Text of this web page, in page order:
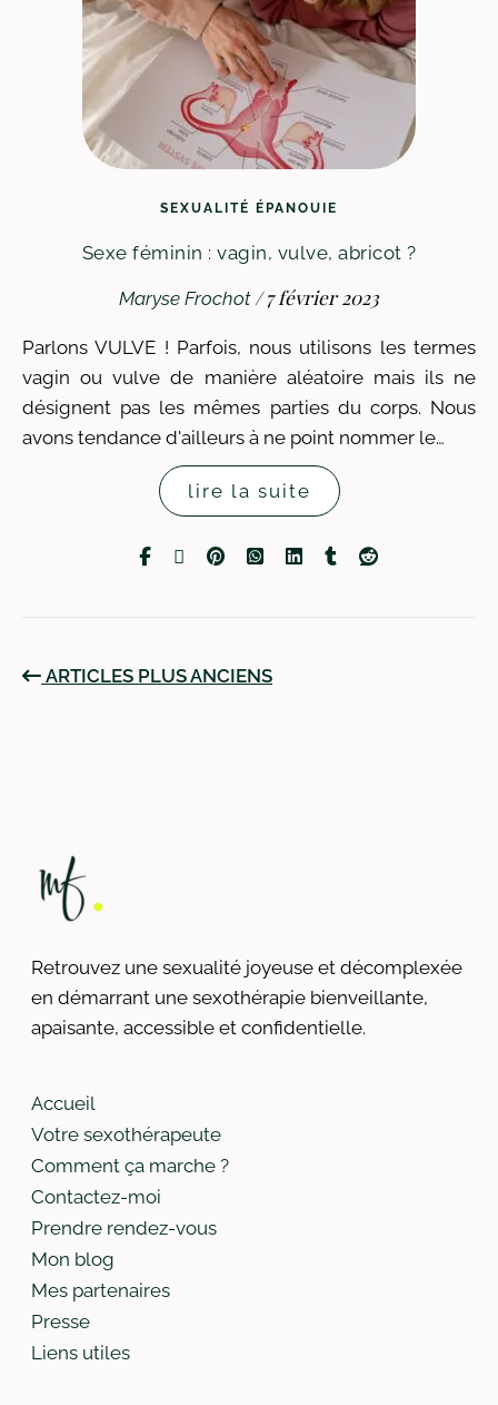
SEXUALITÉ ÉPANOUIE
Sexe féminin : vagin, vulve, abricot ?
Maryse Frochot / 7 février 2023
Parlons VULVE ! Parfois, nous utilisons les termes
vagin ou vulve de manière aléatoire mais ils ne
désignent pas les mêmes parties du corps. Nous
avons tendance d'ailleurs à ne point nommer le…
lire la suite
ARTICLES PLUS ANCIENS
Retrouvez une sexualité joyeuse et décomplexée
en démarrant une sexothérapie bienveillante,
apaisante, accessible et confidentielle.​
Accueil
Votre sexothérapeute
Comment ça marche ?
Contactez-moi
Prendre rendez-vous
Mon blog
Mes partenaires
Presse
Liens utiles